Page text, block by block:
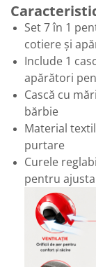
Set 7 în 1
cotiere și
Include 1
apărători
Cască cu
bărbie
Material
purtare
Curele
pentru